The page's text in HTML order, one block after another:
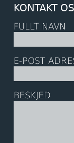
KONTAKT
FULLT NAVN
E-POST
BESKJED